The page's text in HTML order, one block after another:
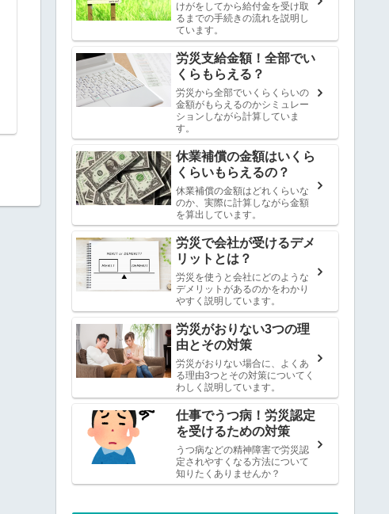
けがをしてから給付金を受け取
るまでの手続きの流れを説明し
ています。
労災支給金額！全部でい
くらもらえる？
労災から全部でいくらくらいの
金額がもらえるのかシミュレー
ションしながら計算していま
す。
休業補償の金額はいくら
くらいもらえるの？
休業補償の金額はどれくらいな
のか、実際に計算しながら金額
を算出しています。
労災で会社が受けるデメ
リットとは？
労災を使うと会社にどのような
デメリットがあるのかをわかり
やすく説明しています。
労災がおりない3つの理
由とその対策
労災がおりない場合に、よくあ
る理由3つとその対策についてく
わしく説明しています。
仕事でうつ病！労災認定
を受けるための対策
うつ病などの精神障害で労災認
定されやすくなる方法について
知りたくありませんか？